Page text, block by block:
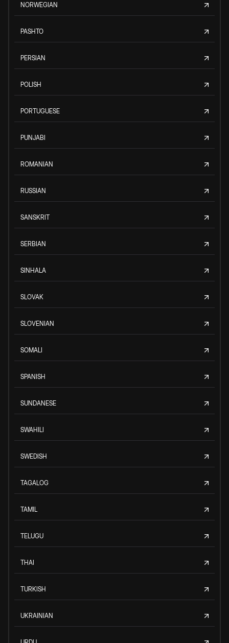
NORWEGIAN
PASHTO
PERSIAN
POLISH
PORTUGUESE
PUNJABI
ROMANIAN
RUSSIAN
SANSKRIT
SERBIAN
SINHALA
SLOVAK
SLOVENIAN
SOMALI
SPANISH
SUNDANESE
SWAHILI
SWEDISH
TAGALOG
TAMIL
TELUGU
THAI
TURKISH
UKRAINIAN